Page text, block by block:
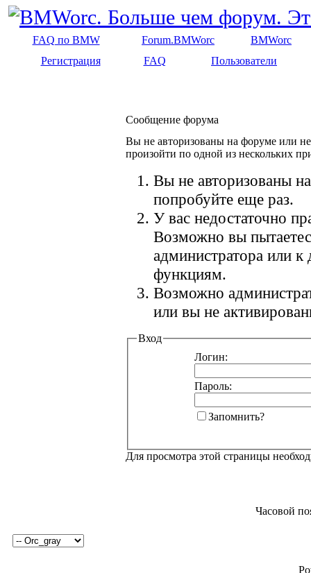
FAQ по BMW Forum.BMWorc
BMWorc
Регистрация
FAQ Пользователи
Сообщение форума
Вы не авторизованы на форуме или
произойти по одной из нескольких
Вы не авторизованы
попробуйте еще раз.
У вас недостаточно
Возможно вы
администратора или
функциям.
Возможно
или вы не
Вход
Логин:
Пароль:
Запомнить?
Для просмотра этой страницы
Часовой